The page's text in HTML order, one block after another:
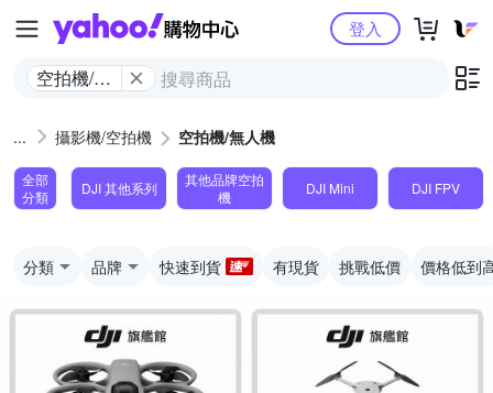
Yahoo購物中心
空拍機/無
登入
攝影機/空拍機 空拍機/無人機
全部
分類
DJI 其他系列
其他品牌空拍
機
DJI Mini DJI FPV
分類 品牌 快速到貨 有現貨 挑戰低價 價格低到